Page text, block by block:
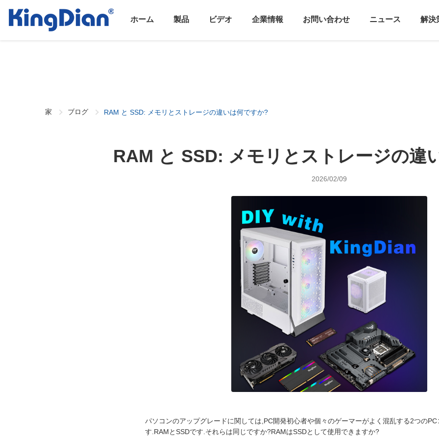
ホーム 製品 ビデオ 企業情報 お問い合わせ ニュース 解決
家 ブログ RAM と SSD: メモリとストレージの違いは何ですか?
RAM と SSD: メモリとストレージの違
2026/02/09
パソコンのアップグレードに関しては,PC開発初心者や個々のゲーマーがよく混乱する2つのPC
す.RAMとSSDです.それらは同じですか?RAMはSSDとして使用できますか?